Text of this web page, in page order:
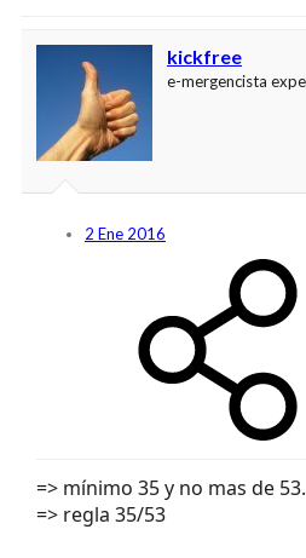
kickfree
e-mergencista
2 Ene 2016
=> mínimo 35 y no mas de 53.
=> regla 35/53